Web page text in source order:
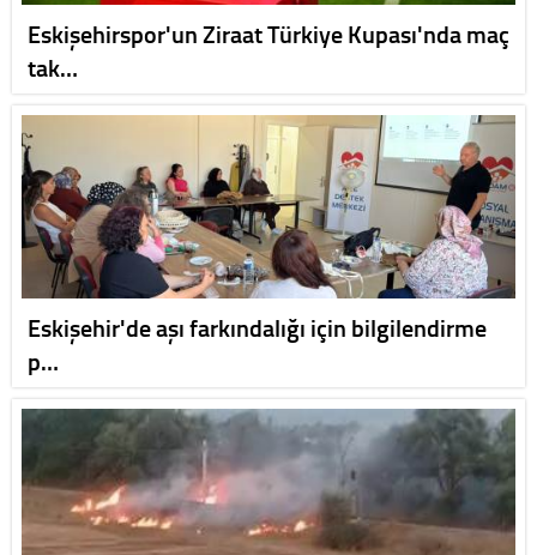
Eskişehirspor'un Ziraat Türkiye Kupası'nda maç
tak…
Eskişehir'de aşı farkındalığı için bilgilendirme
p…